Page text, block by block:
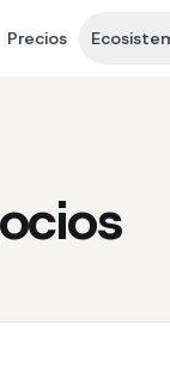
Precios